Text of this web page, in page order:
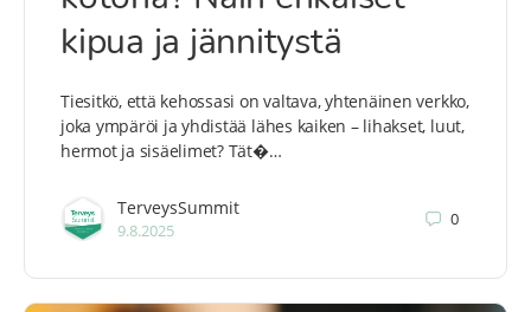
kipua ja jännitystä
Tiesitkö, että kehossasi on valtava, yhtenäinen verkko,
joka ympäröi ja yhdistää lähes kaiken – lihakset, luut,
hermot ja sisäelimet? Tät�…
TerveysSummit
9.8.2025
0